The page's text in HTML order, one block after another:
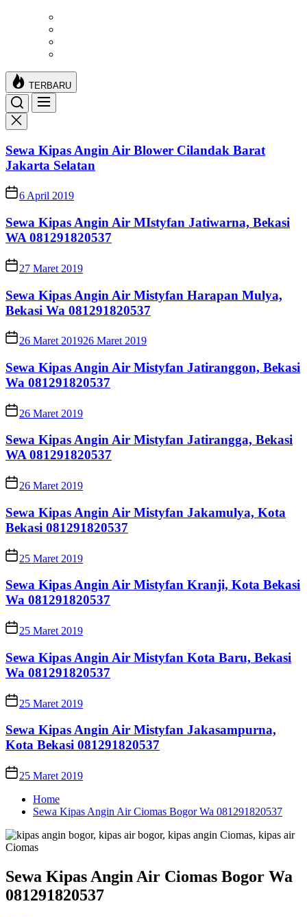
TERBARU
Sewa Kipas Angin Air Blower Cilandak Barat
Jakarta Selatan
6 April 2019
Sewa Kipas Angin Air MIstyfan Jatiwarna, Bekasi
WA 081291820537
27 Maret 2019
Sewa Kipas Angin Air Mistyfan Harapan Mulya,
Bekasi Wa 081291820537
26 Maret 201926 Maret 2019
Sewa Kipas Angin Air Mistyfan Jatiranggon, Bekasi
Wa 081291820537
26 Maret 2019
Sewa Kipas Angin Air Mistyfan Jatirangga, Bekasi
WA 081291820537
26 Maret 2019
Sewa Kipas Angin Air Mistyfan Jakamulya, Kota
Bekasi 081291820537
25 Maret 2019
Sewa Kipas Angin Air Mistyfan Kranji, Kota Bekasi
Wa 081291820537
25 Maret 2019
Sewa Kipas Angin Air Mistyfan Kota Baru, Bekasi
Wa 081291820537
25 Maret 2019
Sewa Kipas Angin Air Mistyfan Jakasampurna,
Kota Bekasi 081291820537
25 Maret 2019
Home
Sewa Kipas Angin Air Ciomas Bogor Wa 081291820537
Sewa Kipas Angin Air Ciomas Bogor Wa
081291820537